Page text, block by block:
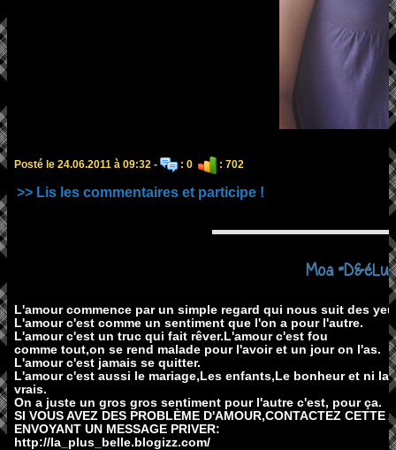
Posté le 24.06.2011 à 09:32 - : 0 : 702
>> Lis les commentaires et participe !
Moa
L'amour commence par un simple regard qui nous suit des
L'amour c'est comme un sentiment que l'on a pour l'autre.
L'amour c'est un truc qui fait rêver.L'amour c'est fou
comme tout,on se rend malade pour l'avoir et un jour on l'as.
L'amour c'est jamais se quitter.
L'amour c'est aussi le mariage,Les enfants,Le bonheur et ni
vrais.
On a juste un gros gros sentiment pour l'autre c'est, pour ça.
SI VOUS AVEZ DES PROBLÈME D'AMOUR,CONTACTEZ CETTE
ENVOYANT UN MESSAGE PRIVER:
http://la_plus_belle.blogizz.com/